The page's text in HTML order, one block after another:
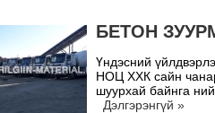
БЕТОН
Үндэсний
НОЦ ХХК сайн
шуурхай байнга
Дэлгэрэнгүй »